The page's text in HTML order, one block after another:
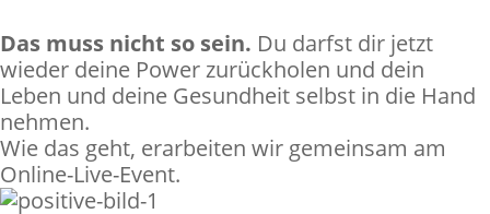
Das muss nicht so sein. Du darfst dir jetzt
wieder deine Power zurückholen und dein
Leben und deine Gesundheit selbst in die Hand
nehmen.
Wie das geht, erarbeiten wir gemeinsam am
Online-Live-Event.